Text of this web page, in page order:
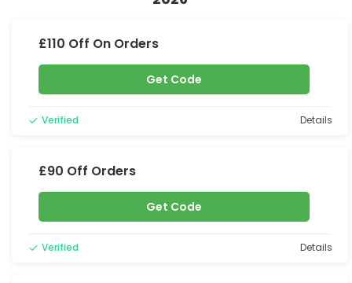
£110 Off On Orders
Get Code
Verified Details
£90 Off Orders
Get Code
Verified Details